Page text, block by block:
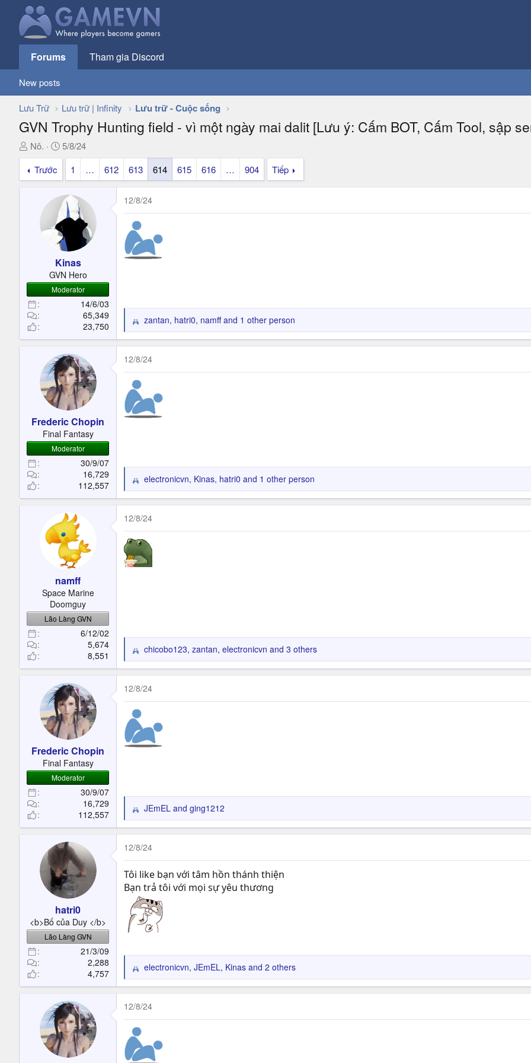
Forums Tham gia Discord
New posts
Lưu Trữ Lưu trữ | Infinity Lưu trữ - Cuộc sống
GVN Trophy Hunting field - vì một ngày mai dalit [Lưu ý: Cấm BOT, Cấm Tool, sập
T
h
e
e
r
Nô.
N
g
y
g
ử
i
5/8/24
Trước
1 … 612 613 614 615 616 … 904 Tiếp
Kinas
GVN Hero
Moderator
14/6/03
65,349
23,750
12/8/24
R
e
a
c
t
i
o
n
s
zantan, hatri0, namffand 1 other person
Frederic Chopin
Final Fantasy
Moderator
30/9/07
16,729
112,557
12/8/24
R
e
a
c
t
i
o
n
electronicvn, Kinas, hatri0 and 1 other person
namff
Space Marine
Doomguy
Lão Làng GVN
6/12/02
5,674
8,551
12/8/24
R
e
a
c
t
i
o
n
s
chicobo123, zantan, electronicvn and 3 others
Frederic Chopin
Final Fantasy
Moderator
30/9/07
16,729
112,557
12/8/24
R
e
a
c
t
i
o
n
s
:
JEmEL and ging1212
hatri0
<b>Bố của Duy </b>
Lão Làng GVN
21/3/09
2,288
4,757
12/8/24
Tôi like bạn với tâm hồn thánh thiện
Bạn trả tôi với mọi sự yêu thương
R
e
a
c
t
i
o
n
electronicvn, JEmEL, Kinas and 2 others
12/8/24